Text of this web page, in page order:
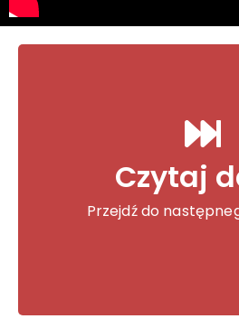
Czytaj
Przejdź do
119.
...